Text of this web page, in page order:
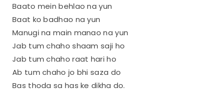
Baato mein behlao na yun
Baat ko badhao na yun
Manugi na main manao na yun
Jab tum chaho shaam saji ho
Jab tum chaho raat hari ho
Ab tum chaho jo bhi saza do
Bas thoda sa has ke dikha do.